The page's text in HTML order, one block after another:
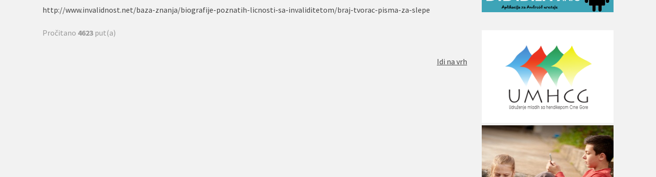
http://www.invalidnost.net/baza-znanja/biografije-poznatih-licnosti-sa-invaliditetom/braj-tvorac-pisma-za-slepe
Pročitano 4623 put(a)
Idi na vrh